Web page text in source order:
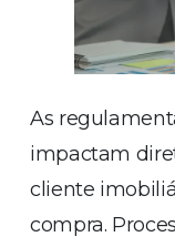
As
impactam
cliente
compra.